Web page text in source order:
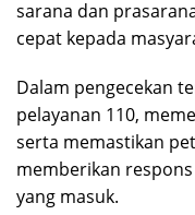
sarana dan
cepat kepada
Dalam pengecekan
pelayanan 110,
serta memastikan
memberikan
yang masuk.